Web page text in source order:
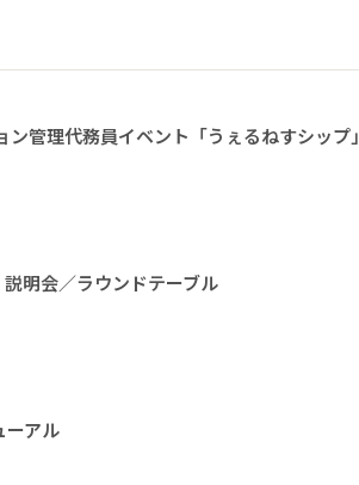
管理代務員イベント「うぇるねすシップ」
明会／ラウンドテーブル
アル